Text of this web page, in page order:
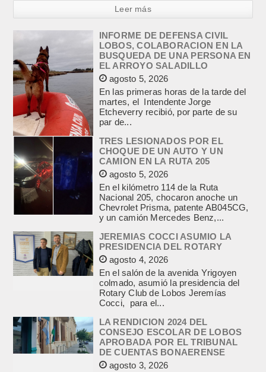
Leer más
INFORME DE DEFENSA CIVIL
LOBOS, COLABORACION EN LA
BUSQUEDA DE UNA PERSONA EN
EL ARROYO SALADILLO
agosto 5, 2026
En las primeras horas de la tarde del
martes, el Intendente Jorge
Etcheverry recibió, por parte de su
par de...
TRES LESIONADOS POR EL
CHOQUE DE UN AUTO Y UN
CAMION EN LA RUTA 205
agosto 5, 2026
En el kilómetro 114 de la Ruta
Nacional 205, chocaron anoche un
Chevrolet Prisma, patente AB045CG,
y un camión Mercedes Benz,...
JEREMIAS COCCI ASUMIO LA
PRESIDENCIA DEL ROTARY
agosto 4, 2026
En el salón de la avenida Yrigoyen
colmado, asumió la presidencia del
Rotary Club de Lobos Jeremías
Cocci, para el...
LA RENDICION 2024 DEL
CONSEJO ESCOLAR DE LOBOS
APROBADA POR EL TRIBUNAL
DE CUENTAS BONAERENSE
agosto 3, 2026